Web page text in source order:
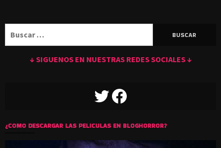
↓ SIGUENOS EN NUESTRAS REDES SOCIALES ↓
TWITTERFACEBOOK
¿COMO DESCARGAR LAS PELICULAS EN BLOGHORROR?